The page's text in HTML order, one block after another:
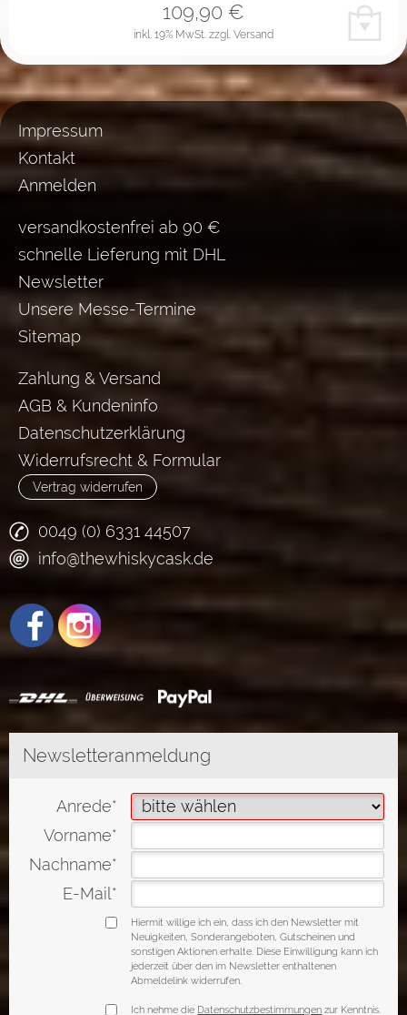
inkl. 19% MwSt. zzgl. Versand
109,90 €
Impressum
Kontakt
Anmelden
versandkostenfrei ab 90 €
schnelle Lieferung mit DHL
Newsletter
Unsere Messe-Termine
Sitemap
Zahlung & Versand
AGB & Kundeninfo
Datenschutzerklärung
Widerrufsrecht & Formular
Vertrag widerrufen
0049 (0) 6331 44507
info@thewhiskycask.de